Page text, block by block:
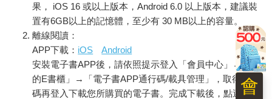
果， iOS 16 或以上版本，Android 6.0 以上版本，建議裝
置有6GB以上的記憶體，至少有 30 MB以上的容量。
離線閱讀：
APP下載： iOS
Android
安裝電子書APP後，請依照提示登入「會員中心」→「我
的E書櫃」→「電子書APP通行碼/載具管理」，取得通行
碼再登入下載您所購買的電子書。完成下載後，點選任一
會